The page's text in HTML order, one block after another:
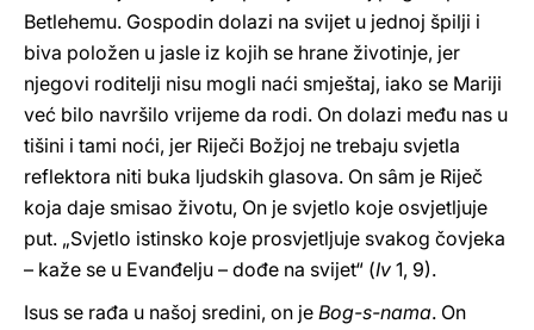
Betlehemu. Gospodin dolazi na svijet u jednoj špilji i
biva položen u jasle iz kojih se hrane životinje, jer
njegovi roditelji nisu mogli naći smještaj, iako se Mariji
već bilo navršilo vrijeme da rodi. On dolazi među nas u
tišini i tami noći, jer Riječi Božjoj ne trebaju svjetla
reflektora niti buka ljudskih glasova. On sâm je Riječ
koja daje smisao životu, On je svjetlo koje osvjetljuje
put. „Svjetlo istinsko koje prosvjetljuje svakog čovjeka
– kaže se u Evanđelju – dođe na svijet“ (Iv 1, 9).
Isus se rađa u našoj sredini, on je Bog-s-nama. On